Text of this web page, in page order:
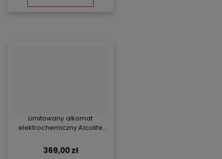
Limitowany alkomat
elektrochemiczny Alcolife
369,00 zł